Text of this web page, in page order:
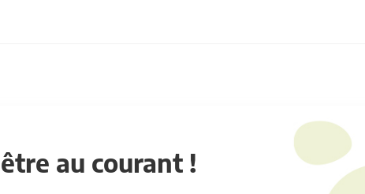
au courant !